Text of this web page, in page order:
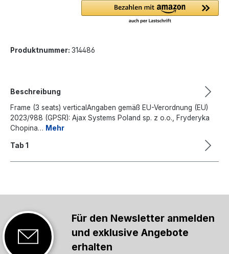
Produktnummer: 314486
Beschreibung
Frame (3 seats) verticalAngaben gemäß EU-Verordnung (EU)
2023/988 (GPSR): Ajax Systems Poland sp. z o.o., Fryderyka
Chopina… Mehr
Tab 1
Für den Newsletter anmelden
und exklusive Angebote
erhalten